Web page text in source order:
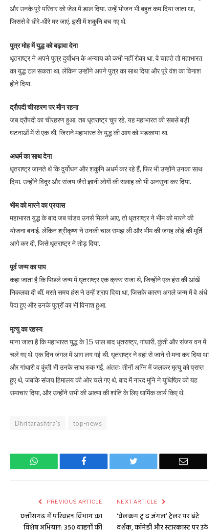
और उनके पूरे परिवार को जेल में डाल दिया. उन्हें भोजन भी बहुत कम दिया जाता था,
जिससे वे धीरे-धीरे मर जाएं. इसी में शकुनि बच गए थे.
पुत्र मोह में युद्ध को बढ़ावा देना
धृतराष्ट्र ने अपने पुत्र दुर्योधन के अन्याय को कभी नहीं रोका था. वे चाहते तो महाभारत
का युद्ध टल सकता था, लेकिन उन्होंने अपने पुत्र का साथ दिया और पूरे वंश का विनाश
होने दिया.
द्रौपदी चीरहरण पर मौन रहना
जब द्रौपदी का चीरहरण हुआ, तब धृतराष्ट्र चुप रहे. यह महाभारत की सबसे बड़ी
घटनाओं में से एक थी, जिसने महाभारत के युद्ध की आग को भड़काया था.
अधर्म का साथ देना
धृतराष्ट्र जानते थे कि दुर्योधन और शकुनि अधर्म कर रहे हैं, फिर भी उन्होंने उनका साथ
दिया. उन्होंने विदुर और संजय जैसे ज्ञानी लोगों की सलाह को भी अनसुना कर दिया.
भीम को मारने का प्रयास
महाभारत युद्ध के बाद जब पांडव उनसे मिलने आए, तो धृतराष्ट्र ने भीम को मारने की
योजना बनाई. लेकिन श्रीकृष्ण ने उनकी चाल समझ ली और भीम की जगह लोहे की मूर्ति
आगे कर दी, जिसे धृतराष्ट्र ने तोड़ दिया.
पूर्व जन्म का पाप
कहा जाता है कि पिछले जन्म में धृतराष्ट्र एक क्रूर राजा थे, जिन्होंने एक हंस की आंखें
निकलवा दी थीं. मरते समय हंस ने उन्हें श्राप दिया था, जिसके कारण अगले जन्म में वे अंधे
पैदा हुए और उनके पुत्रों का भी विनाश हुआ.
मृत्यु का रहस्य
माना जाता है कि महाभारत युद्ध के 15 साल बाद धृतराष्ट्र, गांधारी, कुंती और संजय वन में
चले गए थे. एक दिन जंगल में आग लग गई थी. धृतराष्ट्र ने वहां से जाने से मना कर दिया था
और गांधारी व कुंती भी उनके साथ रुक गईं. अंततः तीनों अग्नि में जलकर मृत्यु को प्राप्त
हुए थे, जबकि संजय हिमालय की ओर चले गए थे. बाद में नारद मुनि ने युधिष्ठिर को यह
समाचार दिया, और उन्होंने सभी की आत्मा की शांति के लिए धार्मिक कार्य किए थे.
Dhritarashtra's top-news
WhatsApp Facebook Twitter Email
PREVIOUS ARTICLE
छत्तीसगढ़ में परिवहन विभाग का
विशेष अभियान: 350 वाहनों की
NEXT ARTICLE
‘वेलकम टू द जंगल’ ट्रेलर पर बंटे
दर्शक, कॉमेडी और स्टारकास्ट पर उठे